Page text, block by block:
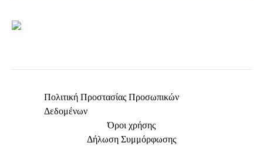
Πολιτική Προστασίας Προσωπικών
Δεδομένων
Όροι χρήσης
Δήλωση Συμμόρφωσης